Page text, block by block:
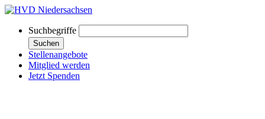
Suchbegriffe
Suchen
Stellenangebote
Mitglied werden
Jetzt Spenden